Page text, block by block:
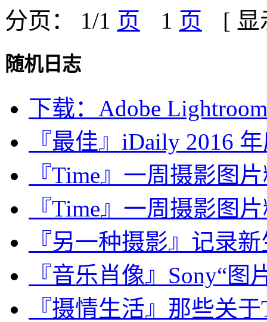
分页： 1/1 1 [
随机日志
下载：Adobe
『最佳』iDaily 2016
『Time』一周摄影图
『Time』一周摄影图
『另一种摄影』记录
『音乐肖像』Sony“图
『摄情生活』那些关